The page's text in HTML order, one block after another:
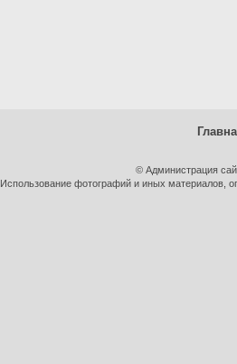
© Администрация
Использование фотографий и иных материалов,